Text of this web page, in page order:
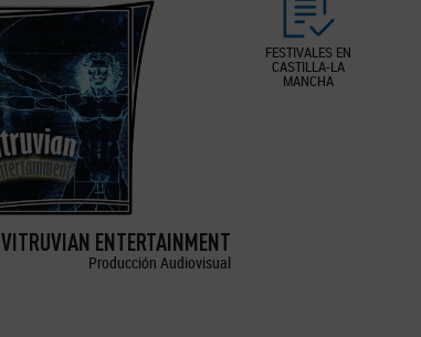
FESTIVALES EN
CASTILLA-LA
MANCHA
VITRUVIAN ENTERTAINMENT
Producción Audiovisual